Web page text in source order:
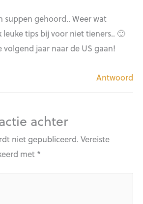
suppen gehoord.. Weer wat
tips bij voor niet tieners.. 🙂
volgend jaar naar de US gaan!
Antwoord
achter
niet gepubliceerd. Vereiste
met *